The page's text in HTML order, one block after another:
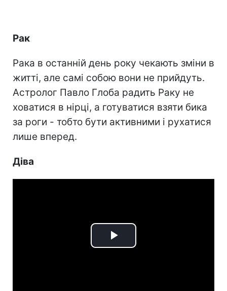
Рак
Рака в останній день року чекають зміни в
житті, але самі собою вони не прийдуть.
Астролог Павло Глоба радить Раку не
ховатися в нірці, а готуватися взяти бика
за роги - тобто бути активними і рухатися
лише вперед.
Діва
Play